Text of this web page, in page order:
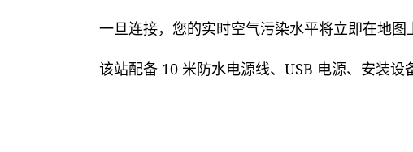
一旦连接，您的实时空气污染水平将立即在地图
该站配备 10 米防水电源线、USB 电源、安装设